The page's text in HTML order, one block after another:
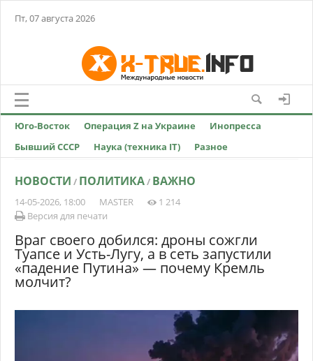
Пт, 07 августа 2026
Юго-Восток Операция Z на Украине
Инопресса
Бывший СССР
Наука (техника IT) Разное
НОВОСТИ / ПОЛИТИКА/ ВАЖНО
14-05-2026, 18:00 MASTER
1 214
Версия для печати
Враг своего добился: дроны сожгли
Туапсе и Усть-Лугу, а в сеть запустили
«падение Путина» — почему Кремль
молчит?